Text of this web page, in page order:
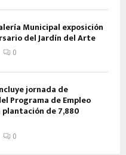
Municipal exposición
del Jardín del Arte
0
jornada de
Programa de Empleo
de 7,880
0